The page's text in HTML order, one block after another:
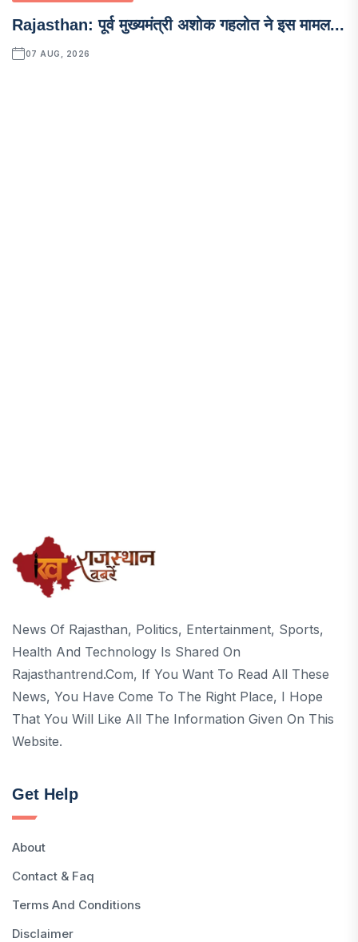
Rajasthan: पूर्व मुख्यमंत्री अशोक गहलोत ने इस मामल...
07 AUG, 2026
News Of Rajasthan, Politics, Entertainment, Sports,
Health And Technology Is Shared On
Rajasthantrend.com, If You Want To Read All These
News, You Have Come To The Right Place, I Hope
That You Will Like All The Information Given On This
Website.
Get Help
About
Contact & Faq
Terms And Conditions
Disclaimer